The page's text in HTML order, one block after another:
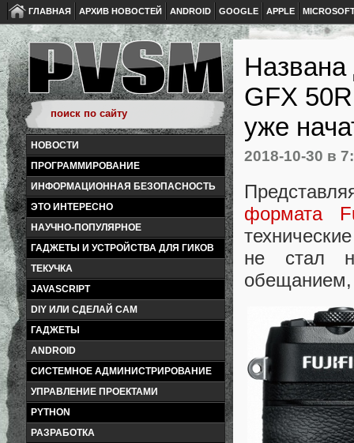
ГЛАВНАЯ АРХИВ НОВОСТЕЙ ANDROID GOOGLE APPLE
НОВОСТИ
ПРОГРАММИРОВАНИЕ
ИНФОРМАЦИОННАЯ БЕЗОПАСНОСТЬ
ЭТО ИНТЕРЕСНО
НАУЧНО-ПОПУЛЯРНОЕ
ГАДЖЕТЫ И УСТРОЙСТВА ДЛЯ ГИКОВ
ТЕКУЧКА
JAVASCRIPT
DIY ИЛИ СДЕЛАЙ САМ
ГАДЖЕТЫ
ANDROID
СИСТЕМНОЕ АДМИНИСТРИРОВАНИЕ
УПРАВЛЕНИЕ ПРОЕКТАМИ
PYTHON
РАЗРАБОТКА
GFX
уже
2018-10-30 в
формата
не стал
обещанием,